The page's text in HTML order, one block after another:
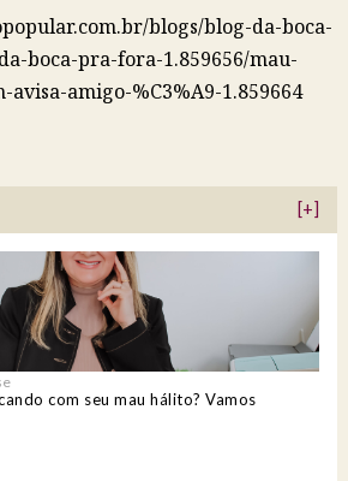
blogs/blog-da-boca-
boca-pra-fora-1.859656/mau-
avisa-amigo-%C3%A9-1.859664
[+]
com seu mau hálito? Vamos